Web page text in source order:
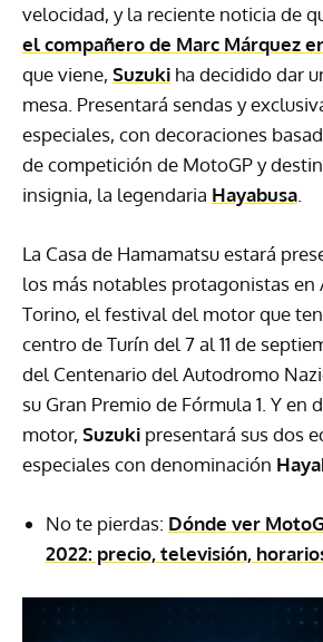
velocidad, y la reciente noticia de
el compañero de Marc Márquez
que viene, Suzuki ha decidido dar
mesa. Presentará sendas y
especiales, con decoraciones
de competición de MotoGP y
insignia, la legendaria Hayabusa
La Casa de Hamamatsu estará
los más notables protagonistas en
Torino, el festival del motor que
centro de Turín del 7 al 11 de
del Centenario del Autodromo
su Gran Premio de Fórmula 1. Y en
motor, Suzuki presentará sus dos
especiales con denominación
No te pierdas: Dónde ver
2022: precio, televisión,